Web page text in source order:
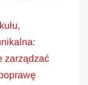
zarządzać